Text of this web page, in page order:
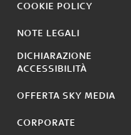
COOKIE POLICY
NOTE LEGALI
DICHIARAZIONE
ACCESSIBILITÀ
OFFERTA SKY MEDIA
CORPORATE